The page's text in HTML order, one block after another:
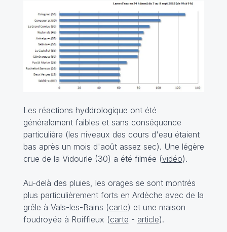
Les réactions hyddrologique ont été
généralement faibles et sans conséquence
particulière (les niveaux des cours d'eau étaient
bas après un mois d'août assez sec). Une légère
crue de la Vidourle (30) a été filmée (vidéo).
Au-delà des pluies, les orages se sont montrés
plus particulièrement forts en Ardèche avec de la
grêle à Vals-les-Bains (carte) et une maison
foudroyée à Roiffieux (carte - article).